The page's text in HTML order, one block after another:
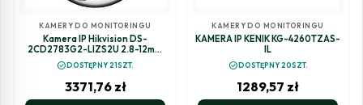
KAMERY DO MONITORINGU
Kamera IP Hikvision DS-
2CD2783G2-LIZS2U 2.8-12mm
PL
check_circleDOSTĘPNY 21SZT.
3371,76 zł
KAMERY DO MONITORINGU
KAMERA IP KENIK KG-4260TZAS-
IL
check_circleDOSTĘPNY 20SZT.
1289,57 zł